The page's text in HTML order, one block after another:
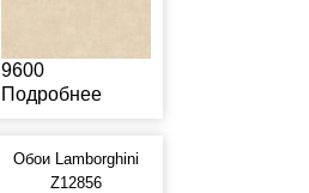
9600
Подробнее
Обои Lamborghini
Z12856